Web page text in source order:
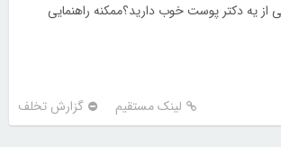
از یه دکتر پوست خوب دارید؟ممکنه راهنمایی
لینک مستقیم گزارش تخلف